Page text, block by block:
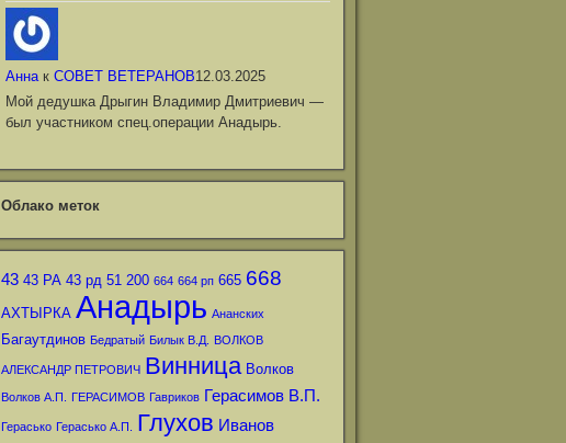
Аннак СОВЕТ ВЕТЕРАНОВ12.03.2025
Мой дедушка Дрыгин Владимир Дмитриевич —
был участником спец.операции Анадырь.
Облако меток
43 43 РА 43 рд 51 200 664 664 рп 665 668
АХТЫРКА Анадырь Ананских
Багаутдинов Бедратый Билык В.Д. ВОЛКОВ
АЛЕКСАНДР ПЕТРОВИЧ Винница Волков
Волков А.П. ГЕРАСИМОВ Гавриков Герасимов В.П.
Герасько Герасько А.П. Глухов Иванов